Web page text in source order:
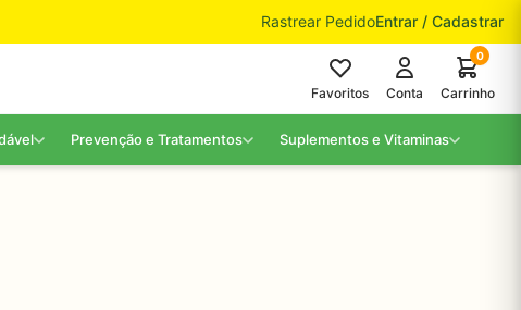
Rastrear PedidoEntrar / Cadastrar
Favoritos Conta
0
Carrinho
Prevenção e Tratamentos Suplementos e Vitaminas